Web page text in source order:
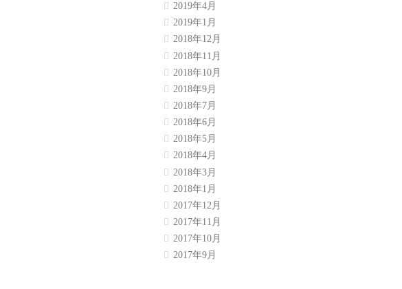
2019年4月
2019年1月
2018年12月
2018年11月
2018年10月
2018年9月
2018年7月
2018年6月
2018年5月
2018年4月
2018年3月
2018年1月
2017年12月
2017年11月
2017年10月
2017年9月